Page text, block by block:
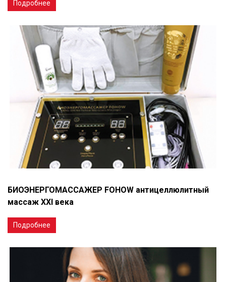
Подробнее
БИОЭНЕРГОМАССАЖЕР FOHOW антицеллюлитный
массаж XXI века
Подробнее